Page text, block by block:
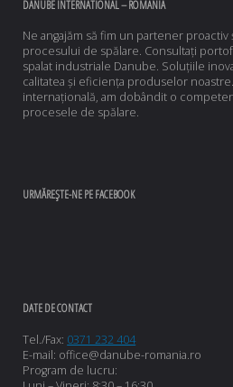
DANUBE INTERNATIONAL – ROMANIA
Ne angajăm să fim un partener proactiv
procesului de spălare. Consultați
spalat industriale Danube. Soluțiile
calitatea și eficiența produselor
internațională, am dobândit o
procesele de spălare.
URMĂREȘTE-NE PE FACEBOOK
DATE DE CONTACT
Tel./Fax: 0371 232 404
E-mail: office@danube-romania.ro
Program de lucru: